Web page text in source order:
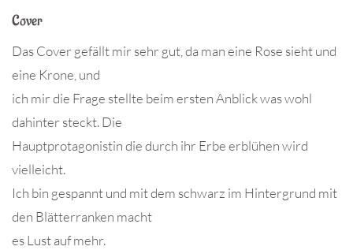
Cover
Das Cover gefällt mir sehr gut, da man eine Rose sieht und
eine Krone, und
ich mir die Frage stellte beim ersten Anblick was wohl
dahinter steckt. Die
Hauptprotagonistin die durch ihr Erbe erblühen wird
vielleicht.
Ich bin gespannt und mit dem schwarz im Hintergrund mit
den Blätterranken macht
es Lust auf mehr.